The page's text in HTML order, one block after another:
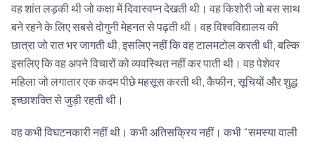
Book Appointment
वह शांत लड़की थी जो कक्षा में दिवास्वप्न देखती थी। वह किशोरी जो बस साथ
बने रहने के लिए सबसे दोगुनी मेहनत से पढ़ती थी। वह विश्वविद्यालय की
छात्रा जो रात भर जागती थी, इसलिए नहीं कि वह टालमटोल करती थी, बल्कि
इसलिए कि वह अपने विचारों को व्यवस्थित नहीं कर पाती थी। वह पेशेवर
महिला जो लगातार एक कदम पीछे महसूस करती थी, कैफीन, सूचियों और शुद्ध
इच्छाशक्ति से जुड़ी रहती थी।
वह कभी विघटनकारी नहीं थी। कभी अतिसक्रिय नहीं। कभी “समस्या वाली